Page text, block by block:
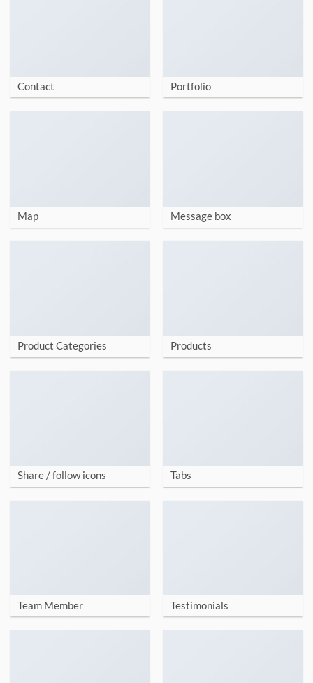
Contact Portfolio
Map Message box
Product Categories Products
Share / follow icons Tabs
Team Member Testimonials